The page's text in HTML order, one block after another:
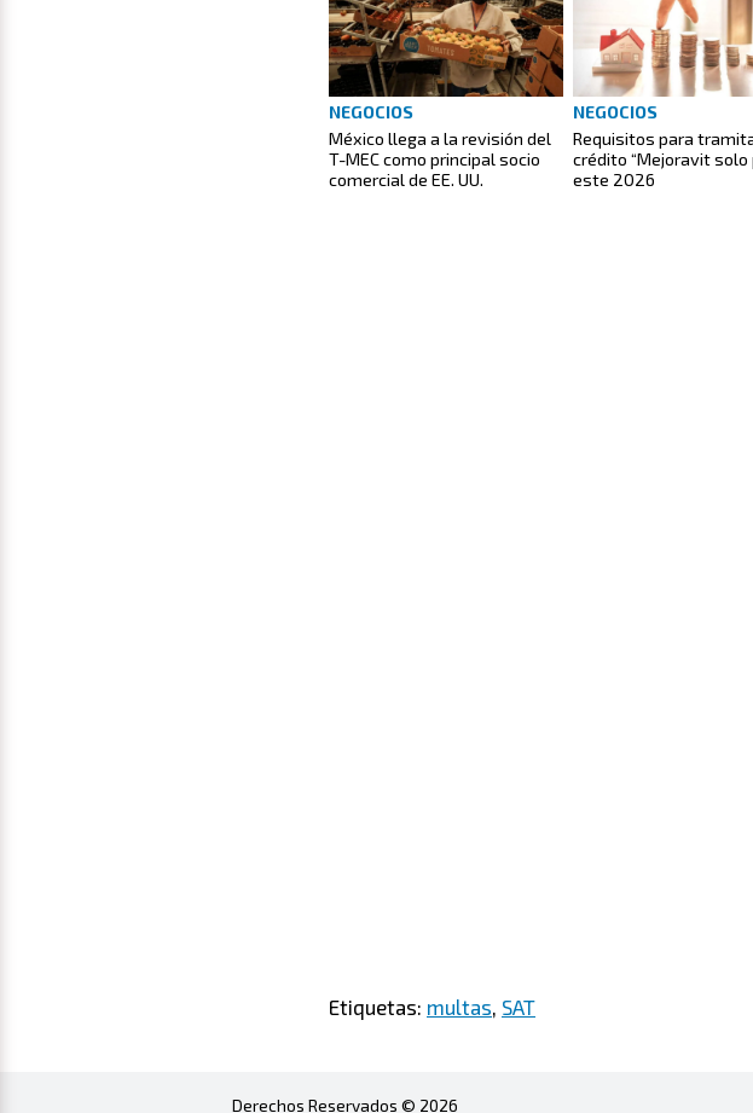
NEGOCIOS
México llega a la revisión del
T-MEC como principal socio
comercial de EE. UU.
NEGOCIOS
Requisitos para
crédito “Mejoravit solo
este 2026
Etiquetas: multas SAT
Derechos Reservados © 2026